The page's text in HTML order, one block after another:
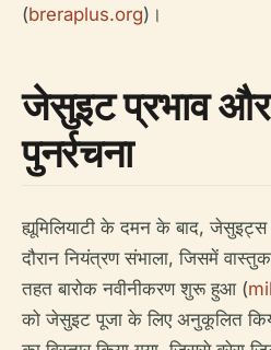
(breraplus.org)।
जेसुइट प्रभाव और
पुनर्रचना
ह्यूमिलियाटी के दमन के बाद,
दौरान नियंत्रण संभाला, जिसमें
तहत बारोक नवीनीकरण शुरू हुआ (
को जेसुइट पूजा के लिए अनुकूलित